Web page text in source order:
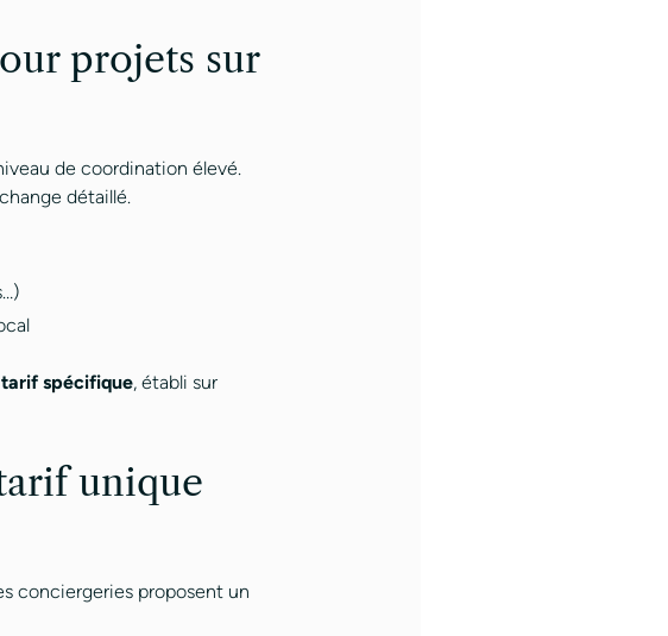
projets sur
de coordination élevé.
détaillé.
tarif spécifique, établi sur
unique
conciergeries proposent un